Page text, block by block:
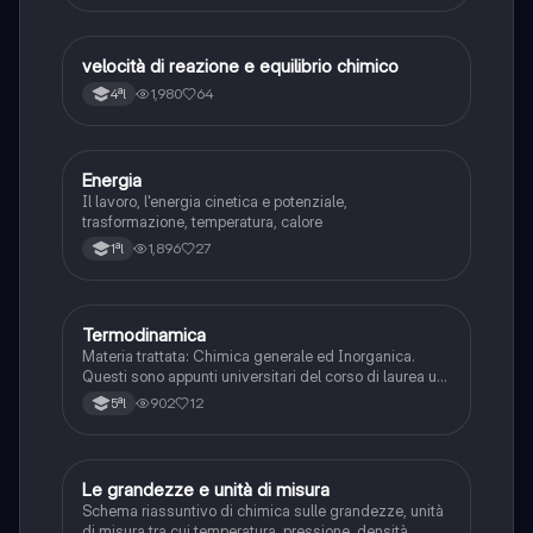
Scienze
velocità di reazione e equilibrio chimico
4ªl 1,980 64
Scienze
Energia
Il lavoro, l'energia cinetica e potenziale,
trasformazione, temperatura, calore
1ªl 1,896 27
Scienze
Termodinamica
Materia trattata: Chimica generale ed Inorganica.
Questi sono appunti universitari del corso di laurea un
Chimica. L’argomento è la termodinamica, primo
principio della termodinamica, entalpia, entropia ed
5ªl 902 12
Scienze
Le grandezze e unità di misura
Schema riassuntivo di chimica sulle grandezze, unità